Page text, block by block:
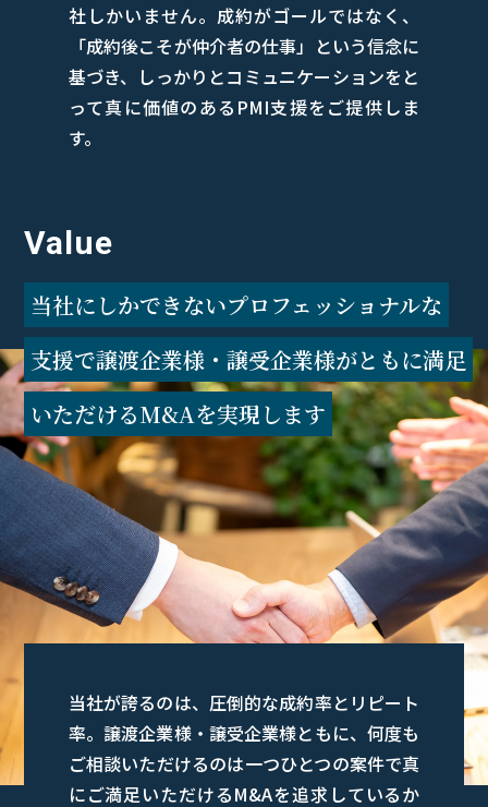
社しかいません。成約がゴールではなく、
「成約後こそが仲介者の仕事」という信念に
基づき、しっかりとコミュニケーションをと
って真に価値のあるPMI支援をご提供しま
す。
Value
当社にしかできないプロフェッショナルな
支援で譲渡企業様・譲受企業様がともに満足
いただけるM&Aを実現します
当社が誇るのは、圧倒的な成約率とリピート
率。譲渡企業様・譲受企業様ともに、何度も
ご相談いただけるのは一つひとつの案件で真
にご満足いただけるM&Aを追求しているか